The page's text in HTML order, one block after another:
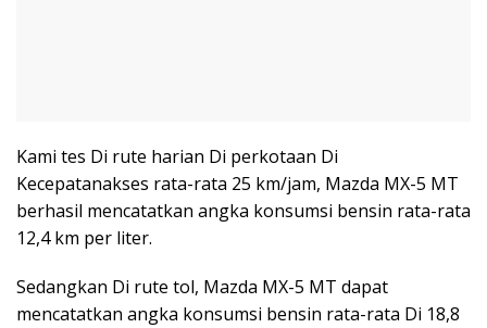
Kami tes Di rute harian Di perkotaan Di
Kecepatanakses rata-rata 25 km/jam, Mazda MX-5 MT
berhasil mencatatkan angka konsumsi bensin rata-rata
12,4 km per liter.
Sedangkan Di rute tol, Mazda MX-5 MT dapat
mencatatkan angka konsumsi bensin rata-rata Di 18,8